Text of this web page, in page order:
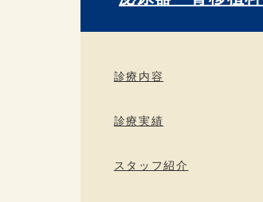
診療内容
診療実績
スタッフ紹介